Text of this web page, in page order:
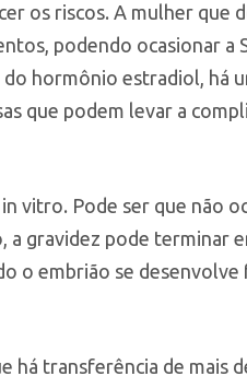
os riscos. A mulher que
podendo ocasionar a
hormônio estradiol, há
que podem levar a
vitro. Pode ser que não
a gravidez pode terminar
o embrião se desenvolve
há transferência de mais